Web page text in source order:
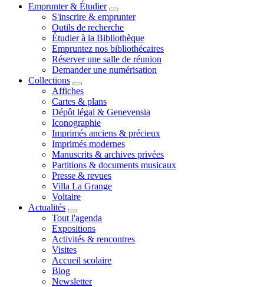
Emprunter & Étudier
S'inscrire & emprunter
Outils de recherche
Étudier à la Bibliothèque
Empruntez nos bibliothécaires
Réserver une salle de réunion
Demander une numérisation
Collections
Affiches
Cartes & plans
Dépôt légal & Genevensia
Iconographie
Imprimés anciens & précieux
Imprimés modernes
Manuscrits & archives privées
Partitions & documents musicaux
Presse & revues
Villa La Grange
Voltaire
Actualités
Tout l'agenda
Expositions
Activités & rencontres
Visites
Accueil scolaire
Blog
Newsletter